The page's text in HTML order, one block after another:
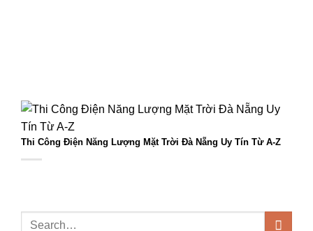
Thi Công Điện Năng Lượng Mặt Trời Đà Nẵng Uy Tín Từ A-Z